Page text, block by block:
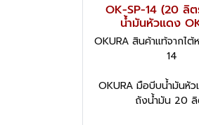
OK-SP-14 (20 ลิ
น้ำมันหัวแดง
OKURA สินค้าแท้จากไต้
14
OKURA มือบีบน้ำมันหั
ถังน้ำมัน 20